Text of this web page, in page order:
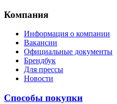
Компания
Информация о компании
Вакансии
Официальные документы
Брендбук
Для прессы
Новости
Способы покупки